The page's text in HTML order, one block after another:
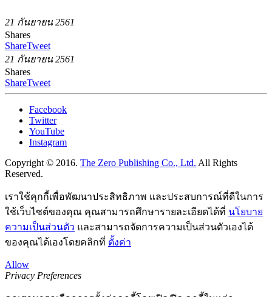
21 กันยายน 2561
Shares
ShareTweet
21 กันยายน 2561
Shares
ShareTweet
Facebook
Twitter
YouTube
Instagram
Copyright © 2016. The Zero Publishing Co., Ltd. All Rights
Reserved.
เราใช้คุกกี้เพื่อพัฒนาประสิทธิภาพ และประสบการณ์ที่ดีในการ
ใช้เว็บไซต์ของคุณ คุณสามารถศึกษารายละเอียดได้ที่ นโยบาย
ความเป็นส่วนตัว และสามารถจัดการความเป็นส่วนตัวเองได้
ของคุณได้เองโดยคลิกที่ ตั้งค่า
Allow
Privacy Preferences